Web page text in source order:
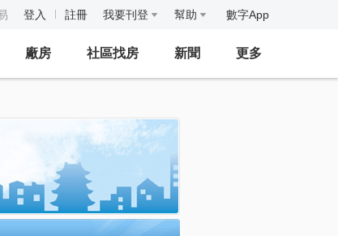
登入 註冊 我要刊登 幫助 數字App
廠房 社區找房 新聞 更多